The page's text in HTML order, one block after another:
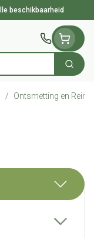
beschikbaarheid
Zoek
/ Ontsmetting en